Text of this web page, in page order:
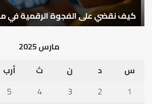
كيف نقضي على الفجوة الرقمية في
مارس 2025
س
د ن ث أرب
1
2
3
4
5